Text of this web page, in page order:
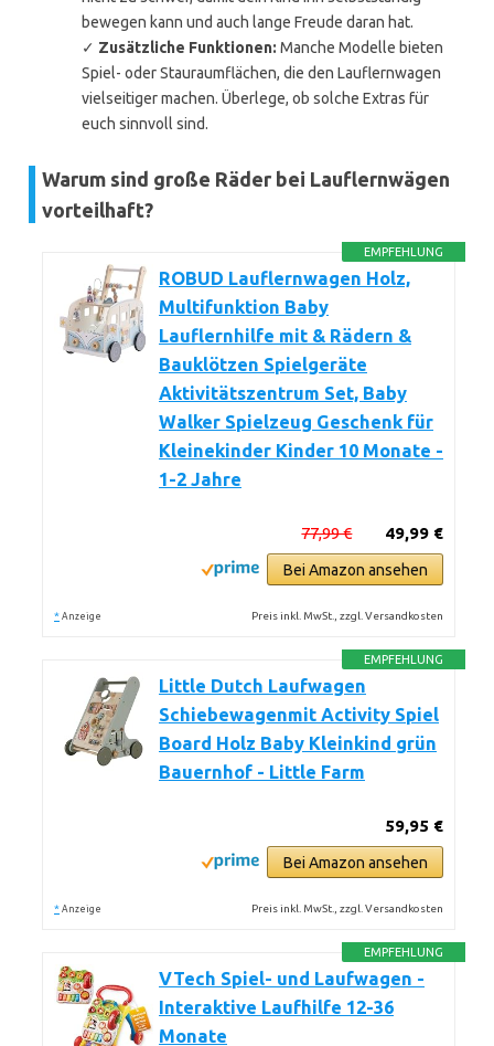
bewegen kann und auch lange Freude daran hat.
✓ Zusätzliche Funktionen: Manche Modelle bieten
Spiel- oder Stauraumflächen, die den Lauflernwagen
vielseitiger machen. Überlege, ob solche Extras für
euch sinnvoll sind.
Warum sind große Räder bei Lauflernwägen
vorteilhaft?
EMPFEHLUNG
ROBUD Lauflernwagen Holz,
Multifunktion Baby
Lauflernhilfe mit & Rädern &
Bauklötzen Spielgeräte
Aktivitätszentrum Set, Baby
Walker Spielzeug Geschenk für
Kleinekinder Kinder 10 Monate -
1-2 Jahre
49,99 €
77,99 €
Bei Amazon ansehen
* Anzeige Preis inkl. MwSt., zzgl. Versandkosten
EMPFEHLUNG
Little Dutch Laufwagen
Schiebewagenmit Activity Spiel
Board Holz Baby Kleinkind grün
Bauernhof - Little Farm
59,95 €
Bei Amazon ansehen
* Anzeige Preis inkl. MwSt., zzgl. Versandkosten
EMPFEHLUNG
VTech Spiel- und Laufwagen -
Interaktive Laufhilfe 12-36
Monate